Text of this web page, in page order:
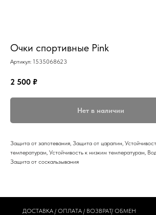
Очки спортивные Pink
Артикул: 1535068623
2 500 ₽
Нет в наличии
Защита от запотевания, Защита от царапин,
температурам, Устойчивость к низким температурам,
Защита от соскальзывания
ДОСТАВКА / ОПЛАТА / ВОЗВРАТ/ ОБМЕН